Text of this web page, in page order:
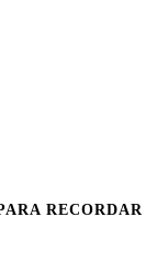
RECORDAR